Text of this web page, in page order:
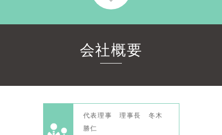
会社概要
代表理事 理事長 冬木
勝仁